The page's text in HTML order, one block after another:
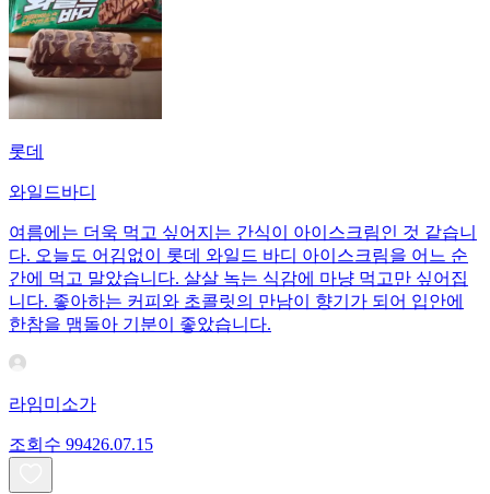
롯데
와일드바디
여름에는 더욱 먹고 싶어지는 간식이 아이스크림인 것 같습니
다. 오늘도 어김없이 롯데 와일드 바디 아이스크림을 어느 순
간에 먹고 말았습니다. 살살 녹는 식감에 마냥 먹고만 싶어집
니다. 좋아하는 커피와 초콜릿의 만남이 향기가 되어 입안에
한참을 맴돌아 기분이 좋았습니다.
라임미소가
조회수 99426.07.15